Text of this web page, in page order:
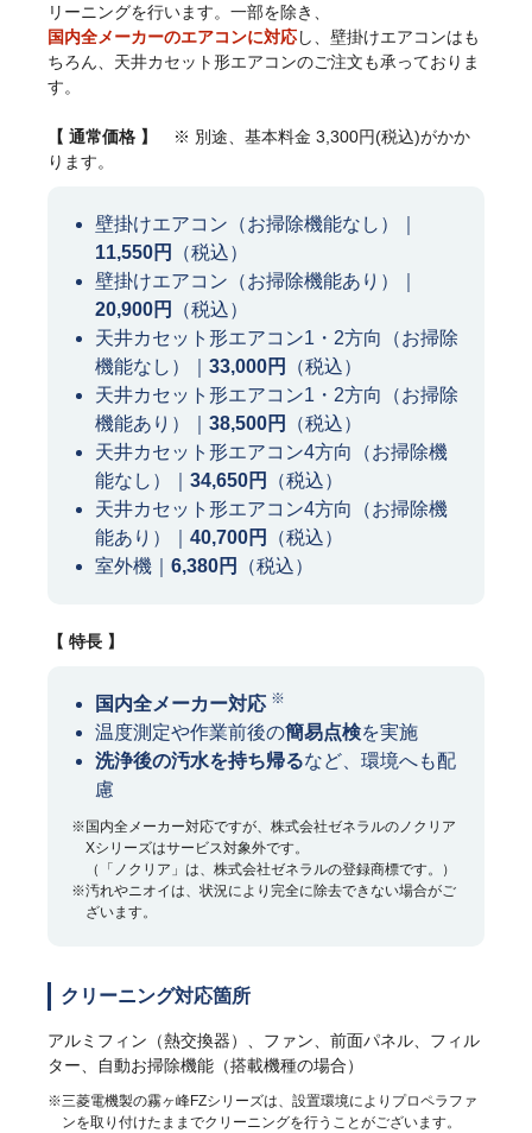
リーニングを行います。一部を除き、
国内全メーカーのエアコンに対応し、壁掛けエアコンはも
ちろん、天井カセット形エアコンのご注文も承っておりま
す。
【 通常価格 】
※ 別途、基本料金 3,300円(税込)がかか
ります。
壁掛けエアコン（お掃除機能なし）｜
11,550円
（税込）
壁掛けエアコン（お掃除機能あり）｜
20,900円
（税込）
天井カセット形エアコン1・2方向（お掃除
機能なし）｜ 33,000円
（税込）
天井カセット形エアコン1・2方向（お掃除
機能あり）｜ 38,500円
（税込）
天井カセット形エアコン4方向（お掃除機
能なし）｜ 34,650円
（税込）
天井カセット形エアコン4方向（お掃除機
能あり）｜ 40,700円
（税込）
室外機｜ 6,380円 （税込）
【 特長 】
国内全メーカー対応 ※
温度測定や作業前後の簡易点検を実施
洗浄後の汚水を持ち帰るなど、環境へも配
慮
※国内全メーカー対応ですが、株式会社ゼネラルのノクリア
Xシリーズはサービス対象外です。
（「ノクリア」は、株式会社ゼネラルの登録商標です。）
※汚れやニオイは、状況により完全に除去できない場合がご
ざいます。
クリーニング対応箇所
アルミフィン（熱交換器）、ファン、前面パネル、フィル
ター、自動お掃除機能（搭載機種の場合）
※三菱電機製の霧ヶ峰FZシリーズは、設置環境によりプロペラファ
ンを取り付けたままでクリーニングを行うことがございます。